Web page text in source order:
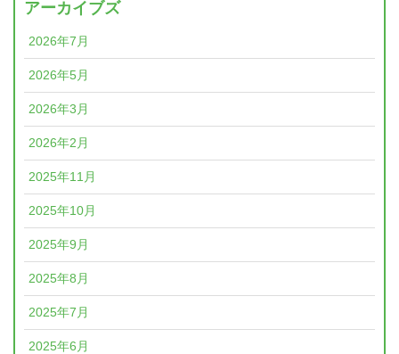
アーカイブズ
2026年7月
2026年5月
2026年3月
2026年2月
2025年11月
2025年10月
2025年9月
2025年8月
2025年7月
2025年6月